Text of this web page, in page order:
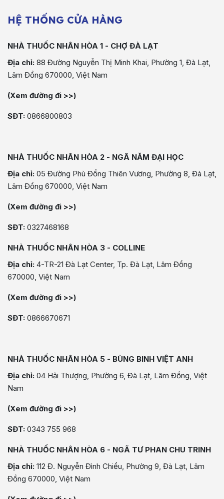
HỆ THỐNG CỬA HÀNG
NHÀ THUỐC NHÂN HÒA 1 - CHỢ ĐÀ LẠT
Địa chỉ: 88 Đường Nguyễn Thị Minh Khai, Phường 1, Đà Lạt,
Lâm Đồng 670000, Việt Nam
(Xem đường đi >>)
SĐT: 0866800803
NHÀ THUỐC NHÂN HÒA 2 - NGÃ NĂM ĐẠI HỌC
Địa chỉ: 05 Đường Phù Đổng Thiên Vương, Phường 8, Đà Lạt,
Lâm Đồng 670000, Việt Nam
(Xem đường đi >>)
SĐT: 0327468168
NHÀ THUỐC NHÂN HÒA 3 - COLLINE
Địa chỉ: 4-TR-21 Đà Lạt Center, Tp. Đà Lạt, Lâm Đồng
670000, Việt Nam
(Xem đường đi >>)
SĐT: 0866670671
NHÀ THUỐC NHÂN HÒA 5 - BÙNG BINH VIỆT ANH
Địa chỉ: 04 Hải Thượng, Phường 6, Đà Lạt, Lâm Đồng, Việt
Nam
(Xem đường đi >>)
SĐT: 0343 755 968
NHÀ THUỐC NHÂN HÒA 6 - NGÃ TƯ PHAN CHU TRINH
Địa chỉ: 112 Đ. Nguyễn Đình Chiểu, Phường 9, Đà Lạt, Lâm
Đồng 670000, Việt Nam